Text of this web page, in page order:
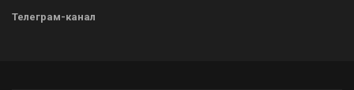
Телеграм-канал